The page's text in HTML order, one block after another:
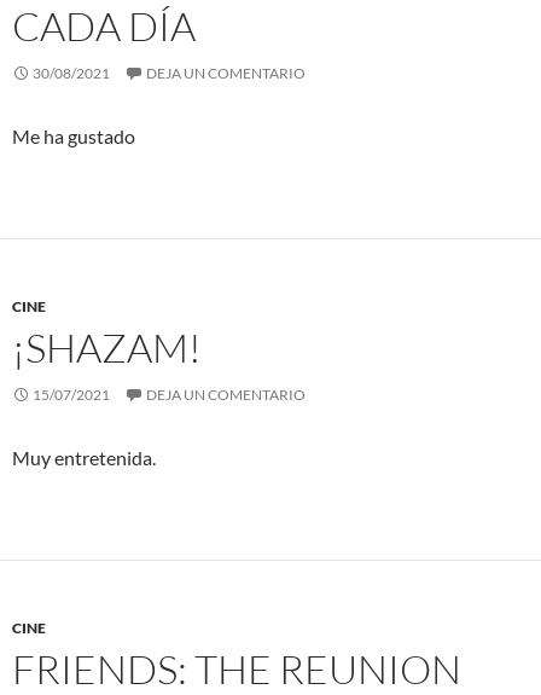
CADA DÍA
30/08/2021 DEJA UN COMENTARIO
Me ha gustado
CINE
¡SHAZAM!
15/07/2021 DEJA UN COMENTARIO
Muy entretenida.
CINE
FRIENDS: THE REUNION